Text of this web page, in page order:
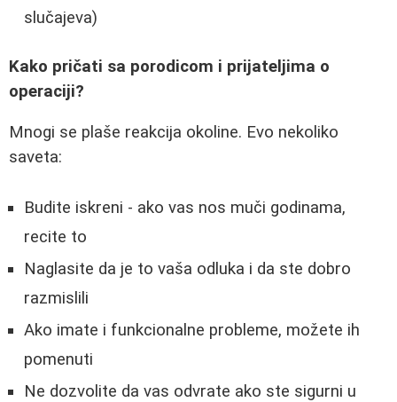
slučajeva)
Kako pričati sa porodicom i prijateljima o
operaciji?
Mnogi se plaše reakcija okoline. Evo nekoliko
saveta:
Budite iskreni - ako vas nos muči godinama,
recite to
Naglasite da je to vaša odluka i da ste dobro
razmislili
Ako imate i funkcionalne probleme, možete ih
pomenuti
Ne dozvolite da vas odvrate ako ste sigurni u